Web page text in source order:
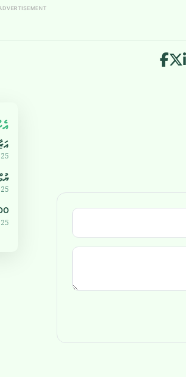
4،000